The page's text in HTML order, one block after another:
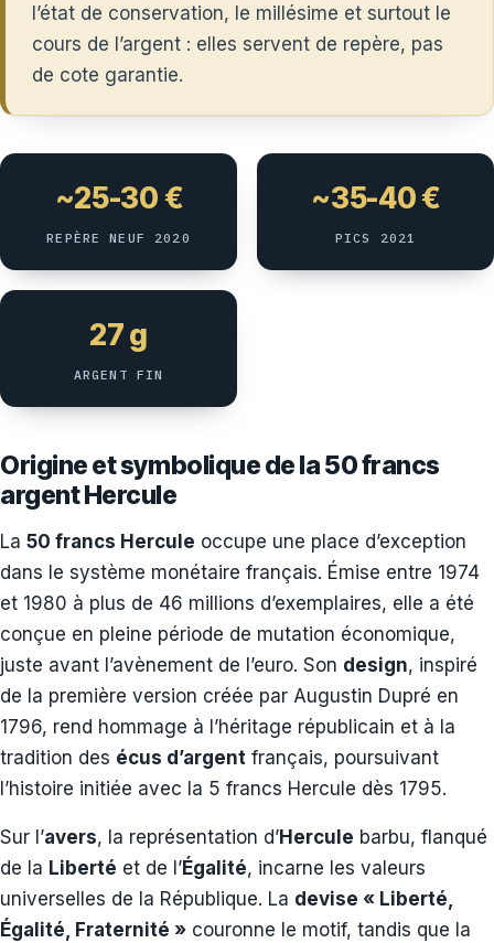
l’état de conservation, le millésime et surtout le
cours de l’argent : elles servent de repère, pas
de cote garantie.
~25-30 €
REPÈRE NEUF 2020
~35-40 €
PICS 2021
27 g
ARGENT FIN
Origine et symbolique de la 50 francs
argent Hercule
La 50 francs Hercule occupe une place d’exception
dans le système monétaire français. Émise entre 1974
et 1980 à plus de 46 millions d’exemplaires, elle a été
conçue en pleine période de mutation économique,
juste avant l’avènement de l’euro. Son design, inspiré
de la première version créée par Augustin Dupré en
1796, rend hommage à l’héritage républicain et à la
tradition des écus d’argent français, poursuivant
l’histoire initiée avec la 5 francs Hercule dès 1795.
Sur l’avers, la représentation d’Hercule barbu, flanqué
de la Liberté et de l’Égalité, incarne les valeurs
universelles de la République. La devise « Liberté,
Égalité, Fraternité » couronne le motif, tandis que la